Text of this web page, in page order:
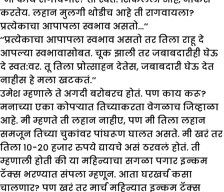
करतेय. लहान मुलगी थोडीच आहे ती रागवायला?
प्रत्येकाचा आपापला स्वभाव असतो…’’
‘‘प्रत्येकाचा आपापला स्वभाव असतो तर तिला राहू दे
आपल्या स्वभावासोबत. चूक झाली तर जबाबदारीही घेऊ
दे स्वत:वर. तू तिला प्रोत्साहन देतेस, जबाबदारी घेऊ देत
नाहीस हे मला खटकतं.’’
उमेश म्हणाले ते अगदी बरोबरच होतं. पण काय करू?
मनाच्या एका कोपऱ्यात तिच्याकरता वेगळाच जिव्हाळा
आहे. मी म्हणते ती लहान नाहीए, पण मी तिला लहान
समजून तिच्या चुकांवर पांघरूण घालत असते. मी खरं तर
तिला १०-२० हजार रुपये द्यायचे असं ठरवलं होतं. ती
म्हणाली होती की या महिन्याचा सगळा पगार इन्कम
टॅक्स भरण्यात संपला म्हणून. आता घरखर्च कसा
चालणार? पण खरं तर मार्च महिन्यात इन्कम टॅक्स